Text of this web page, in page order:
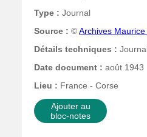
Type : Journal
Source : ©Archives
Détails techniques :
Date document : août 1943
Lieu : France - Corse
Ajouter au
bloc-notes